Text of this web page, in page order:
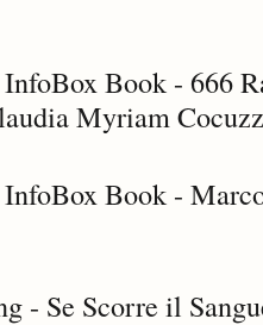
Book - 666
Myriam
Book -
- Se Scorre il